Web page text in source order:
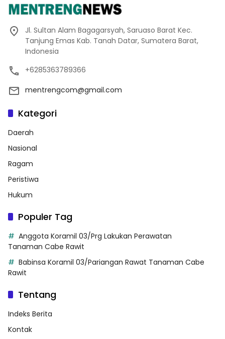
Jl. Sultan Alam Bagagarsyah, Saruaso Barat Kec.
Tanjung Emas Kab. Tanah Datar, Sumatera Barat,
Indonesia
+6285363789366
mentrengcom@gmail.com
Kategori
Daerah
Nasional
Ragam
Peristiwa
Hukum
Populer Tag
Anggota Koramil 03/Prg Lakukan Perawatan
Tanaman Cabe Rawit
Babinsa Koramil 03/Pariangan Rawat Tanaman Cabe
Rawit
Tentang
Indeks Berita
Kontak